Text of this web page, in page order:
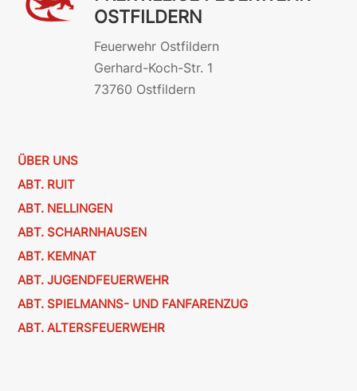
OSTFILDERN
Feuerwehr Ostfildern
Gerhard-Koch-Str. 1
73760 Ostfildern
ÜBER UNS
ABT. RUIT
ABT. NELLINGEN
ABT. SCHARNHAUSEN
ABT. KEMNAT
ABT. JUGENDFEUERWEHR
ABT. SPIELMANNS- UND FANFARENZUG
ABT. ALTERSFEUERWEHR